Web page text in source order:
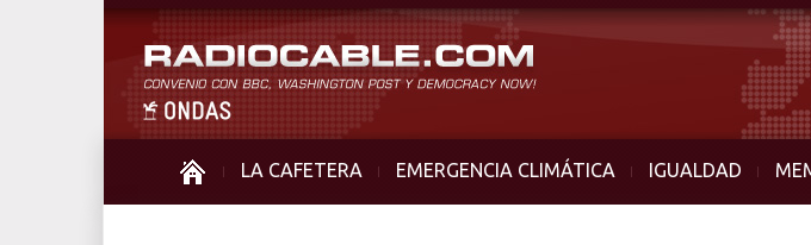
LA CAFETERA EMERGENCIA CLIMÁTICA IGUALDAD